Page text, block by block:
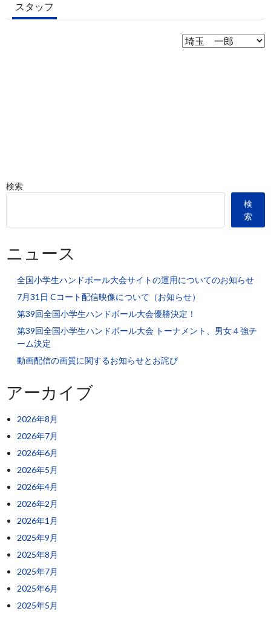
スタッフ
検索
検
索
ニュース
全国小学生ハンドボール大会サイトの運用についてのお知らせ
7月31日 Cコート配信映像について（お知らせ）
第39回全国小学生ハンドボール大会優勝決定！
第39回全国小学生ハンドボール大会 トーナメント、男女４強チ
ーム決定
動画配信の画質に関するお知らせとお詫び
アーカイブ
2026年8月
2026年7月
2026年6月
2026年5月
2026年4月
2026年2月
2026年1月
2025年9月
2025年8月
2025年7月
2025年6月
2025年5月